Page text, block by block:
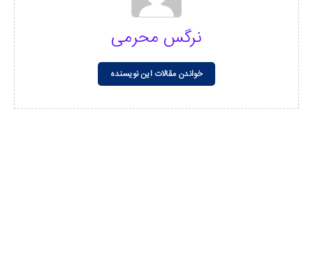
نرگس محرمی
خواندن مقالات این نویسنده